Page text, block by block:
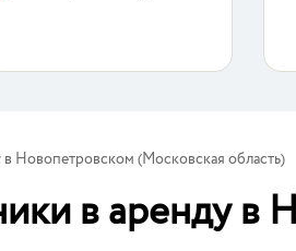
в Новопетровском (Московская область)
в аренду